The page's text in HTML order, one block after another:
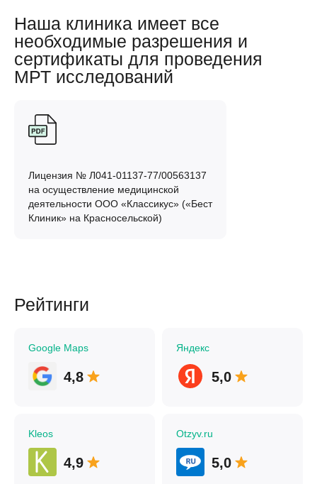
Наша клиника имеет все
необходимые разрешения и
сертификаты для проведения
МРТ исследований
Лицензия № Л041-01137-77/00563137
на осуществление медицинской
деятельности ООО «Классикус» («Бест
Клиник» на Красносельской)
Рейтинги
Google Maps
4,8
Яндекс
5,0
Kleos
4,9
Otzyv.ru
5,0